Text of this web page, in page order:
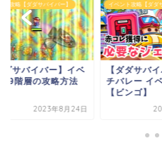
ト攻略【ダダサバイバー】
ダサバイバー】イベ
19階層の攻略方法
2023年8月24日
イベント攻略【ダダ
【ダダサバ
チバレー イ
【ビンゴ】